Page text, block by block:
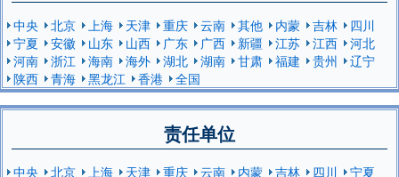
中央 北京 上海 天津 重庆 云南 其他 内蒙 吉林
四川
宁夏
安徽 山东 山西 广东 广西 新疆 江苏 江西
河北
河南
浙江 海南 海外 湖北 湖南 甘肃 福建 贵州
辽宁
陕西
青海 黑龙江 香港 全国
责任单位
中央 北京 上海 天津 重庆 云南 内蒙 吉林 四川
宁夏